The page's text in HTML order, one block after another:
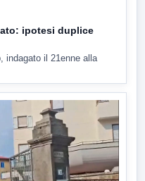
ipotesi duplice
indagato il 21enne alla